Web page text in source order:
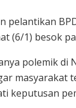
pelantikan
(6/1) besok
polemik di
masyarakat
keputusan